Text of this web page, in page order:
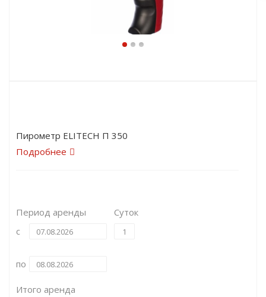
Пирометр ELITECH П 350
Подробнее
Период аренды
с
по
Суток
Итого аренда